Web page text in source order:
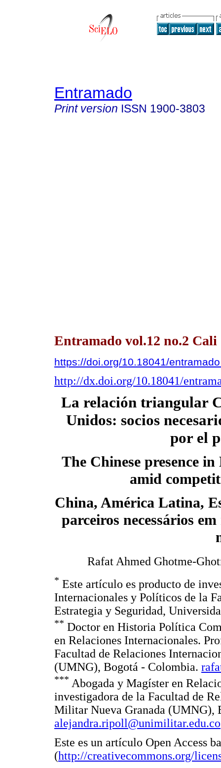
Entramado
Print version ISSN 1900-3803
Entramado vol.12 no.2 Cali
https://doi.org/10.18041/
http://dx.doi.org/10.18041/
La relación triangular
Unidos: socios
por el
The Chinese presence
amid
China, América Latina,
parceiros necessários
Rafat Ahmed Ghotme-
* Este artículo es producto de
Internacionales y Políticos de la
Estrategia y Seguridad,
** Doctor en Historia Política
en Relaciones Internacionales.
Facultad de Relaciones
(UMNG), Bogotá - Colombia.
*** Abogada y Magíster en
investigadora de la Facultad de
Militar Nueva Granada (UMNG),
alejandra.ripoll@unimilitar.edu.co
Este es un artículo Open Access
(http://creativecommons.org/